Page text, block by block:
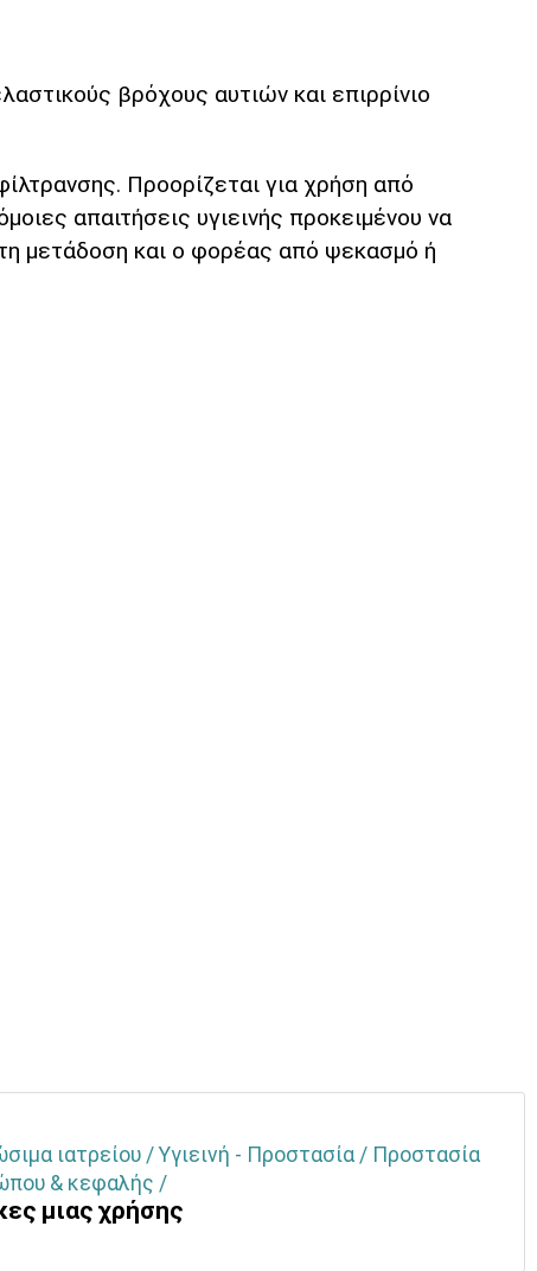
βρόχους αυτιών και επιρρίνιο
Προορίζεται για χρήση από
απαιτήσεις υγιεινής προκειμένου να
μετάδοση και ο φορέας από ψεκασμό ή
ιατρείου / Υγιεινή - Προστασία / Προστασία
& κεφαλής /
μιας χρήσης